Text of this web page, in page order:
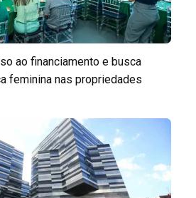
ao financiamento e busca
feminina nas propriedades